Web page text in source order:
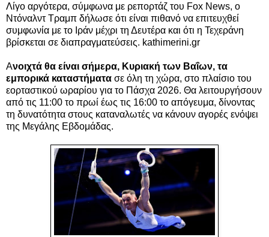
Λίγο αργότερα, σύμφωνα με ρεπορτάζ του Fox News, ο
Ντόναλντ Τραμπ δήλωσε ότι είναι πιθανό να επιτευχθεί
συμφωνία με το Ιράν μέχρι τη Δευτέρα και ότι η Τεχεράνη
βρίσκεται σε διαπραγματεύσεις. kathimerini.gr
Ανοιχτά θα είναι σήμερα, Κυριακή των Βαΐων, τα
εμπορικά καταστήματα σε όλη τη χώρα, στο πλαίσιο του
εορταστικού ωραρίου για το Πάσχα 2026. Θα λειτουργήσουν
από τις 11:00 το πρωί έως τις 16:00 το απόγευμα, δίνοντας
τη δυνατότητα στους καταναλωτές να κάνουν αγορές ενόψει
της Μεγάλης Εβδομάδας.